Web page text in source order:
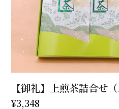
【御礼】上煎茶詰合せ
¥3,348